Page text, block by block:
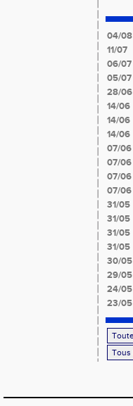
04/08
11/07
06/07
05/07
28/06
14/06
14/06
14/06
07/06
07/06
07/06
07/06
31/05
31/05
31/05
31/05
30/05
29/05
24/05
23/05